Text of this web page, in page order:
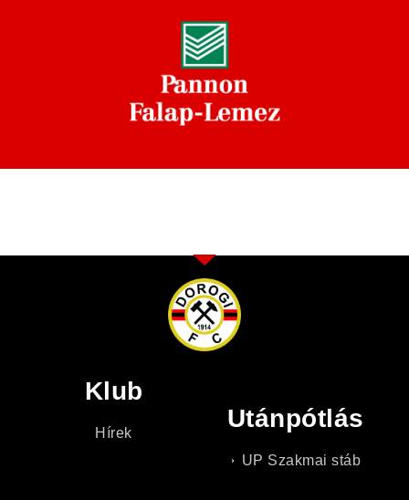
Klub
Hírek
Utánpótlás
UP Szakmai stáb